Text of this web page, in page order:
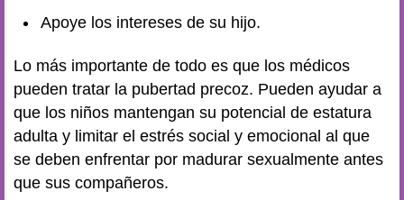
Apoye los intereses de su hijo.
Lo más importante de todo es que los médicos
pueden tratar la pubertad precoz. Pueden ayudar a
que los niños mantengan su potencial de estatura
adulta y limitar el estrés social y emocional al que
se deben enfrentar por madurar sexualmente antes
que sus compañeros.